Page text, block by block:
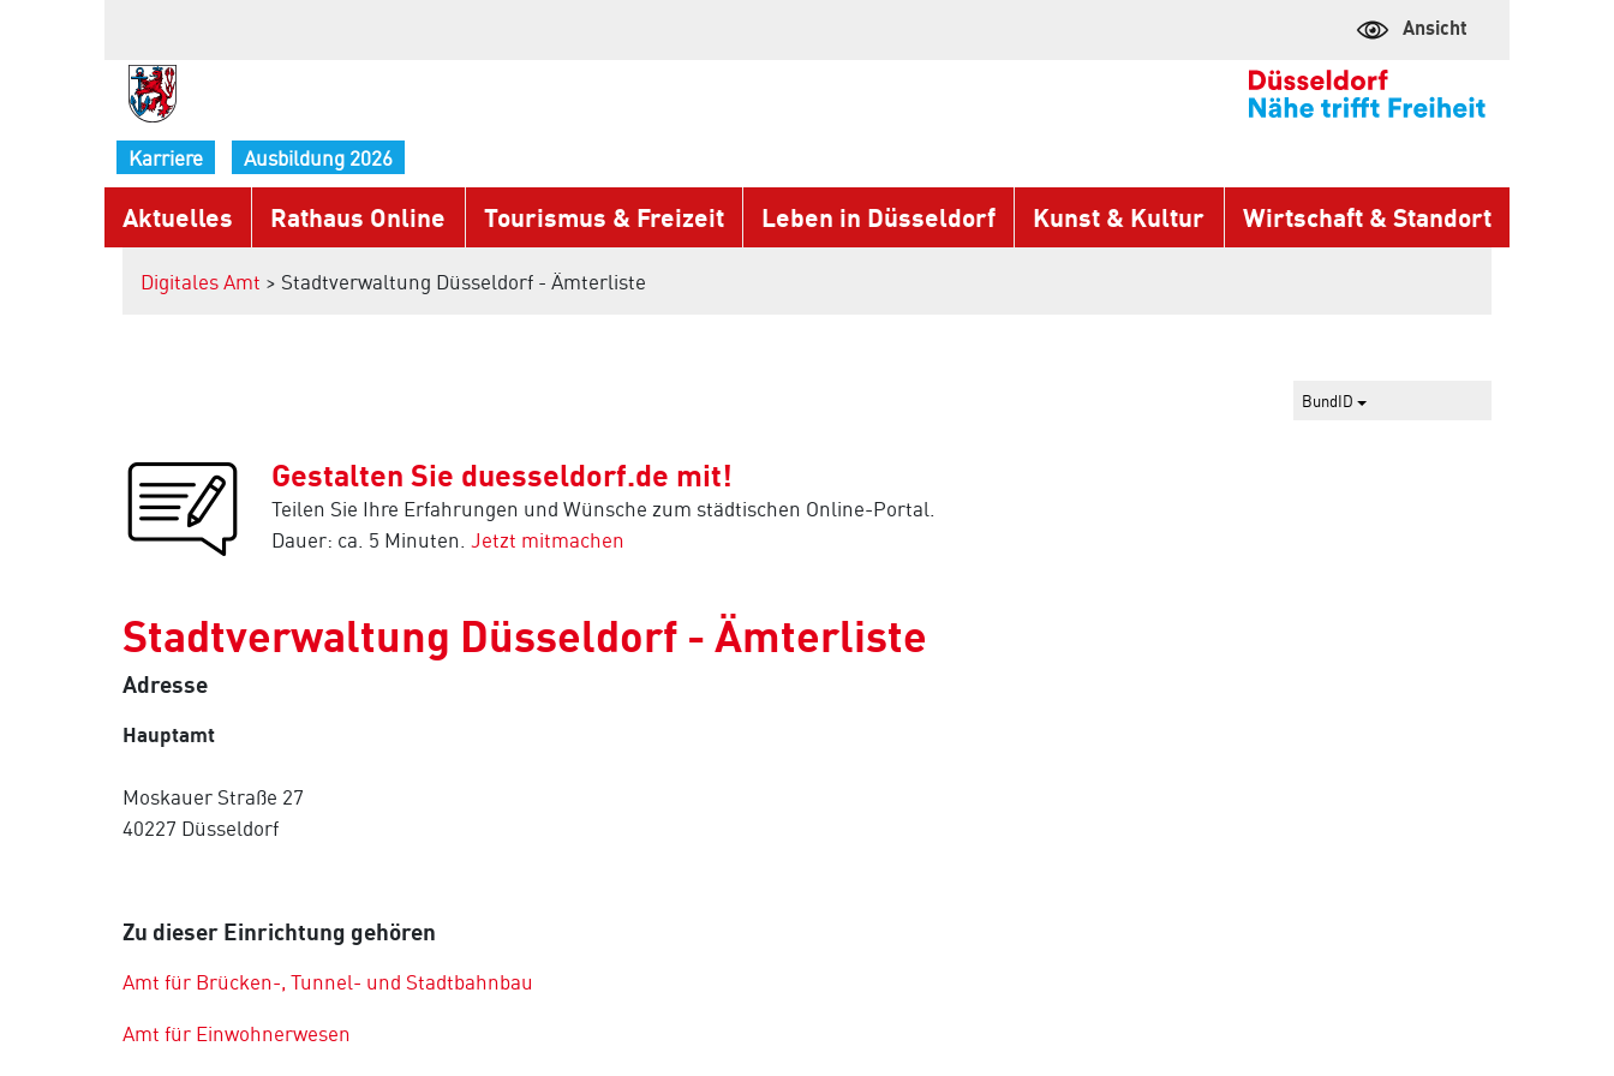
Ansicht
Karriere Ausbildung 2026
Aktuelles Rathaus Online Tourismus & Freizeit Leben in Düsseldorf Kunst & Kultur Wirtschaft & Standort
Digitales Amt > Stadtverwaltung Düsseldorf - Ämterliste
BundID
Gestalten Sie duesseldorf.de mit!
Teilen Sie Ihre Erfahrungen und Wünsche zum städtischen Online-Portal.
Dauer: ca. 5 Minuten. Jetzt mitmachen
Stadtverwaltung Düsseldorf - Ämterliste
Adresse
Hauptamt
Moskauer Straße 27
40227 Düsseldorf
Zu dieser Einrichtung gehören
Amt für Brücken-, Tunnel- und Stadtbahnbau
Amt für Einwohnerwesen